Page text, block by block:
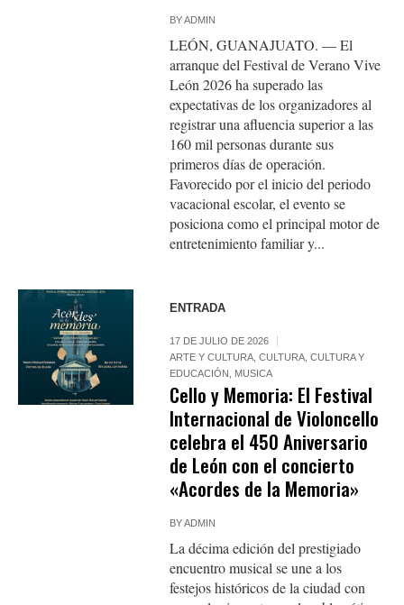
BYADMIN
LEÓN, GUANAJUATO. — El
arranque del Festival de Verano Vive
León 2026 ha superado las
expectativas de los organizadores al
registrar una afluencia superior a las
160 mil personas durante sus
primeros días de operación.
Favorecido por el inicio del periodo
vacacional escolar, el evento se
posiciona como el principal motor de
entretenimiento familiar y...
ENTRADA
17 DE JULIO DE 2026
ARTE Y CULTURA ,CULTURA ,CULTURA Y
EDUCACIÓN
MUSICA
Cello y Memoria: El Festival
Internacional de Violoncello
celebra el 450 Aniversario
de León con el concierto
«Acordes de la Memoria»
BYADMIN
La décima edición del prestigiado
encuentro musical se une a los
festejos históricos de la ciudad con